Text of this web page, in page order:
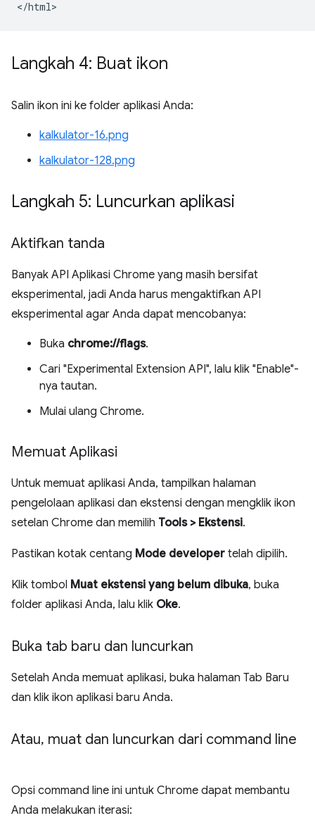
Langkah 4: Buat ikon
Salin ikon ini ke folder aplikasi Anda:
kalkulator-16.png
kalkulator-128.png
Langkah 5: Luncurkan aplikasi
Aktifkan tanda
Banyak API Aplikasi Chrome yang masih bersifat
eksperimental, jadi Anda harus mengaktifkan API
eksperimental agar Anda dapat mencobanya:
Buka chrome://flags.
Cari "Experimental Extension API", lalu klik "Enable"-
nya tautan.
Mulai ulang Chrome.
Memuat Aplikasi
Untuk memuat aplikasi Anda, tampilkan halaman
pengelolaan aplikasi dan ekstensi dengan mengklik ikon
setelan Chrome dan memilih Tools > Ekstensi.
Pastikan kotak centang Mode developer telah dipilih.
Klik tombol Muat ekstensi yang belum dibuka, buka
folder aplikasi Anda, lalu klik Oke.
Buka tab baru dan luncurkan
Setelah Anda memuat aplikasi, buka halaman Tab Baru
dan klik ikon aplikasi baru Anda.
Atau, muat dan luncurkan dari command line
Opsi command line ini untuk Chrome dapat membantu
Anda melakukan iterasi: